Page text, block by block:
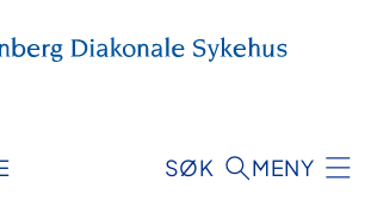
SØK MENY